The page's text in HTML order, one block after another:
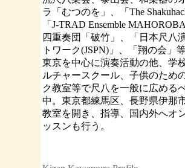
ラ「むつのを」、「The
「J-TRAD Ensemble
四重奏団「破竹」、「日本尺八
トワーク(JSPN)」、「翔の会」
東京を中心に演奏活動の他、学
ルチャースクール、子供のため
ク教室等で尺八を一般に広める
中。東京都練馬区、長野県伊那
教室を開き、指導、国内外へオ
ッスンも行う 。